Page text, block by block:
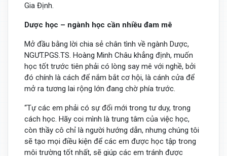
Gia Định.
Dược học – ngành học cần nhiều đam mê
Mở đầu bằng lời chia sẻ chân tình về ngành Dược,
NGƯT.PGS.TS. Hoàng Minh Châu khẳng định, muốn
học tốt trước tiên phải có lòng say mê với nghề, bởi
đó chính là cách để nắm bắt cơ hội, là cánh cửa để
mở ra tương lai rộng lớn đang chờ phía trước.
“Tự các em phải có sự đổi mới trong tư duy, trong
cách học. Hãy coi mình là trung tâm của việc học,
còn thầy cô chỉ là người hướng dẫn, nhưng chúng tôi
sẽ tạo mọi điều kiện để các em được học tập trong
môi trường tốt nhất, sẽ giúp các em tránh được